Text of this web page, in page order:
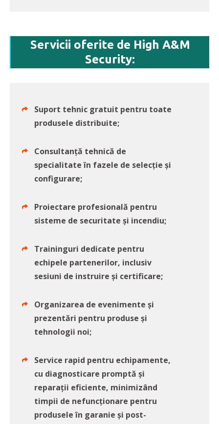
Servicii oferite de High A&M
Security:
Suport tehnic gratuit pentru toate
produsele distribuite;
Consultanţă tehnică de
specialitate în fazele de selecţie şi
configurare;
Proiectare profesională pentru
sisteme de securitate şi incendiu;
Traininguri dedicate pentru
echipele partenerilor, inclusiv
sesiuni de instruire şi certificare;
Organizarea de evenimente şi
prezentări pentru produse şi
tehnologii noi;
Service rapid pentru echipamente,
cu diagnosticare promptă şi
reparaţii eficiente, minimizând
timpii de nefuncţionare pentru
produsele în garanie şi post-